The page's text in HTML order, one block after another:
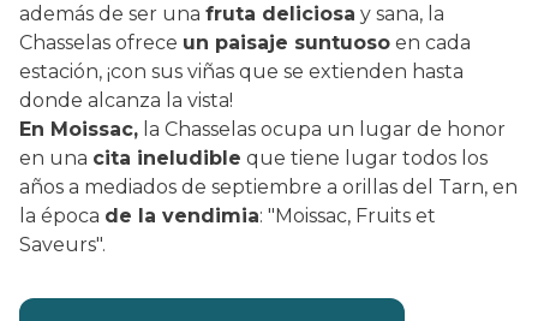
además de ser una fruta deliciosa y sana, la
Chasselas ofrece un paisaje suntuoso en cada
estación, ¡con sus viñas que se extienden hasta
donde alcanza la vista!
En Moissac, la Chasselas ocupa un lugar de honor
en una cita ineludible que tiene lugar todos los
años a mediados de septiembre a orillas del Tarn, en
la época de la vendimia: "Moissac, Fruits et
Saveurs".